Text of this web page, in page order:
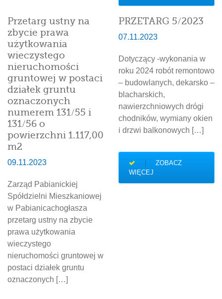
Przetarg ustny na
zbycie prawa
użytkowania
wieczystego
nieruchomości
gruntowej w postaci
działek gruntu
oznaczonych
numerem 131/55 i
131/56 o
powierzchni 1.117,00
m2
09.11.2023
Zarząd Pabianickiej
Spółdzielni Mieszkaniowej
w Pabianicachogłasza
przetarg ustny na zbycie
prawa użytkowania
wieczystego
nieruchomości gruntowej w
postaci działek gruntu
oznaczonych […]
PRZETARG 5/2023
07.11.2023
Dotyczący -wykonania w
roku 2024 robót remontowo
– budowlanych, dekarsko –
blacharskich,
nawierzchniowych drógi
chodników, wymiany okien
i drzwi balkonowych […]
ZOBACZ
WIĘCEJ